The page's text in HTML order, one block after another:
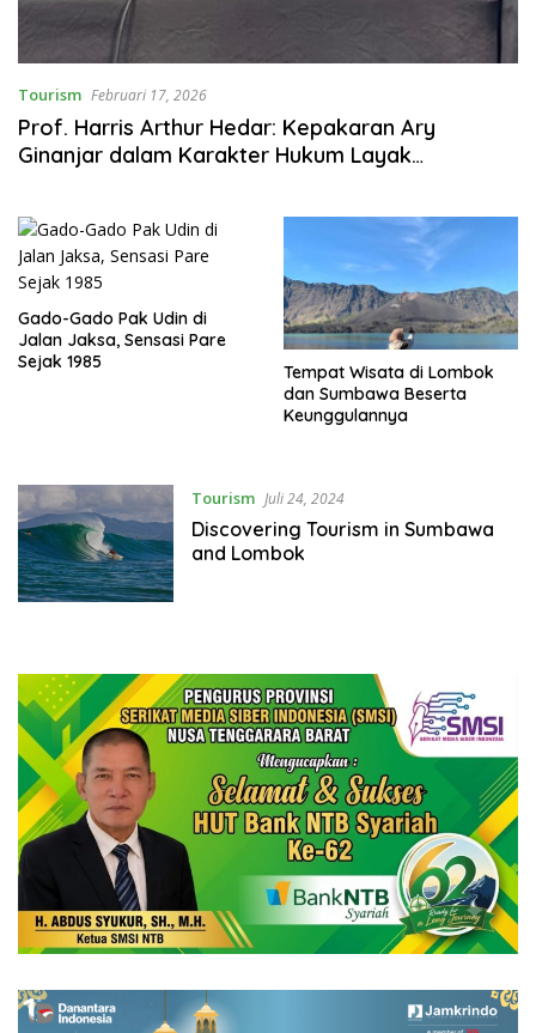
Tourism Februari 17, 2026
Prof. Harris Arthur Hedar: Kepakaran Ary
Ginanjar dalam Karakter Hukum Layak
Hukum
Gado-Gado Pak Udin di
Jalan Jaksa, Sensasi Pare
Sejak 1985
Tempat Wisata di Lombok
dan Sumbawa Beserta
Keunggulannya
Tourism Juli 24, 2024
Discovering Tourism in Sumbawa
and Lombok